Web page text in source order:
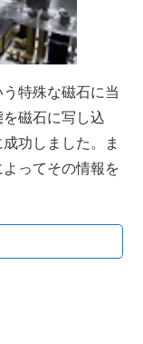
特殊な磁石に当
磁石に写し込
功しました。ま
ってその情報を